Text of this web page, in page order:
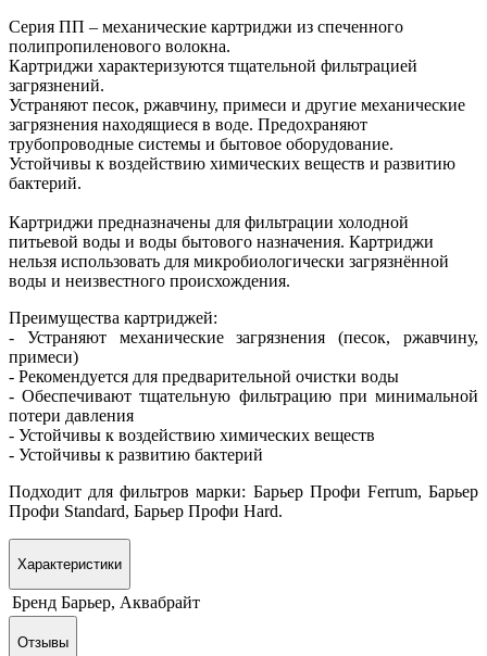
Серия ПП – механические картриджи из спеченного
полипропиленового волокна.
Картриджи характеризуются тщательной фильтрацией
загрязнений.
Устраняют песок, ржавчину, примеси и другие механические
загрязнения находящиеся в воде. Предохраняют
трубопроводные системы и бытовое оборудование.
Устойчивы к воздействию химических веществ и развитию
бактерий.
Картриджи предназначены для фильтрации холодной
питьевой воды и воды бытового назначения. Картриджи
нельзя использовать для микробиологически загрязнённой
воды и неизвестного происхождения.
Преимущества картриджей:
- Устраняют механические загрязнения (песок, ржавчину,
примеси)
- Рекомендуется для предварительной очистки воды
- Обеспечивают тщательную фильтрацию при минимальной
потери давления
- Устойчивы к воздействию химических веществ
- Устойчивы к развитию бактерий
Подходит для фильтров марки: Барьер Профи Ferrum, Барьер
Профи Standard, Барьер Профи Hard.
Характеристики
Бренд Барьер, Аквабрайт
Отзывы